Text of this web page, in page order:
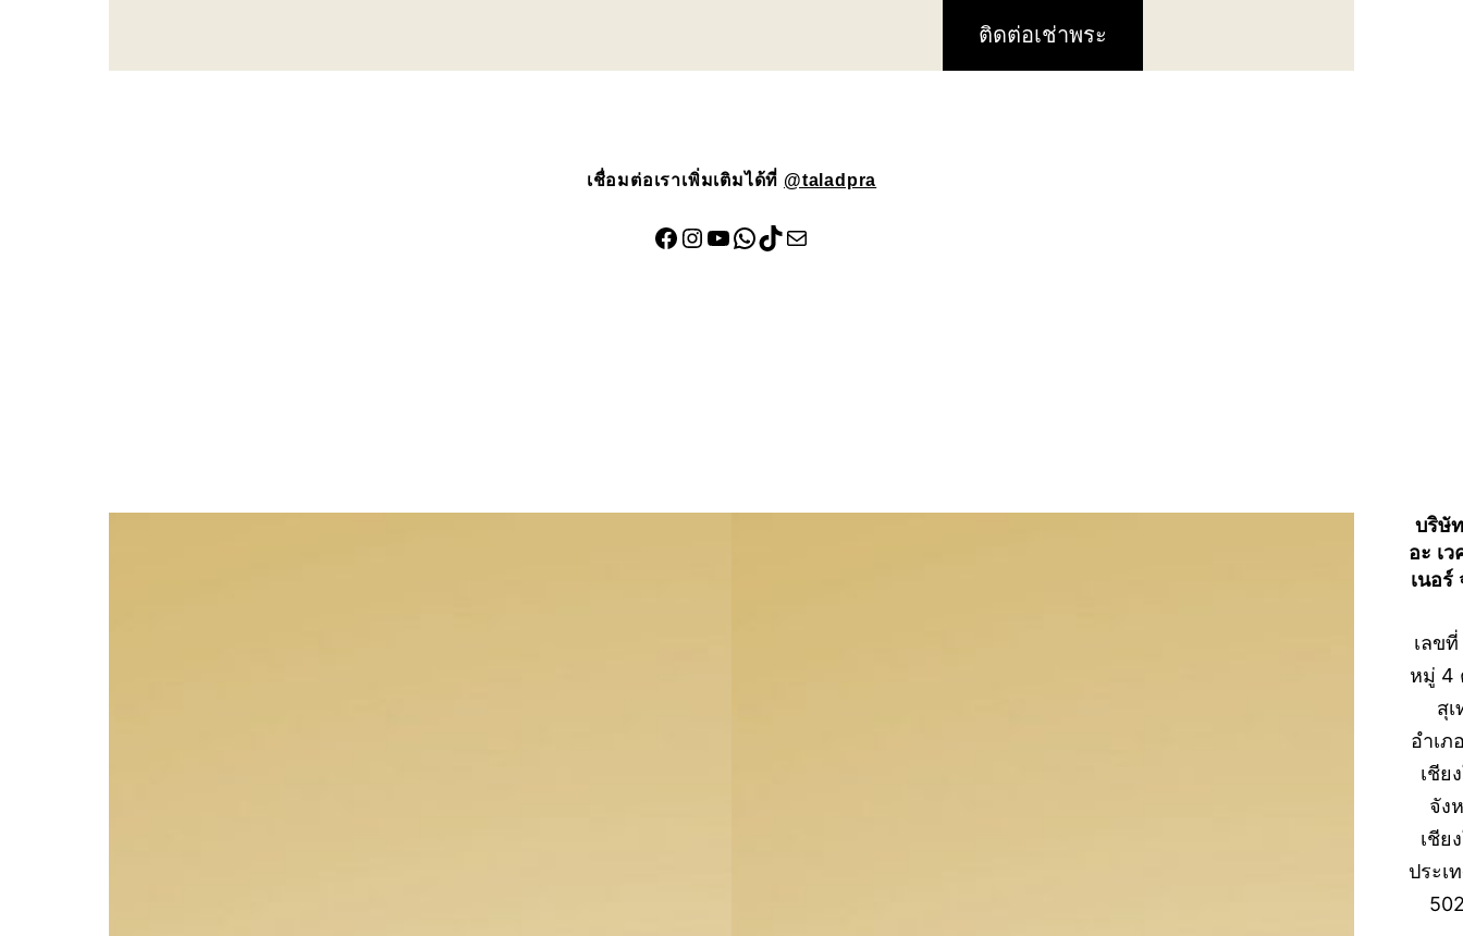
ติดต่อเช่าพระ
เชื่อมต่อเราเพิ่มเติมได้ที่ @taladpra
Facebook
Instagram
YouTube
WhatsApp
TikTok
Mail
บริษั
อะ เ
เนอร์
เลข
หมู่ 4
สุ
อำเภ
เชีย
จัง
เชีย
ประเ